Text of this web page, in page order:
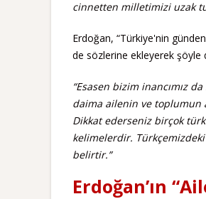
cinnetten milletimizi uzak
Erdoğan, “Türkiye'nin
de sözlerine ekleyerek şöyle
“Esasen bizim inancımız
daima ailenin ve toplumun
Dikkat ederseniz birçok
kelimelerdir. Türkçemizdeki
belirtir.”
Erdoğan’ın